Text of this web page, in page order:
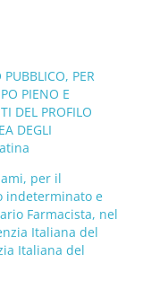
PER
PIENO E
DEL PROFILO
DEGLI
per il
indeterminato e
Farmacista, nel
Italiana del
Italiana del